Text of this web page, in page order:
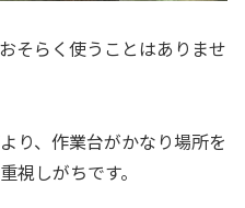
そらく使うことはありませ
り、作業台がかなり場所を
視しがちです。